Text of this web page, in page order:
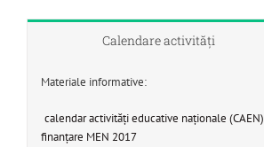
Calendare activități
Materiale informative:
calendar activități educative naționale (CAEN)
finanțare MEN 2017